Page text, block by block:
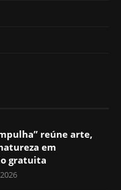
reúne arte,
em
gratuita